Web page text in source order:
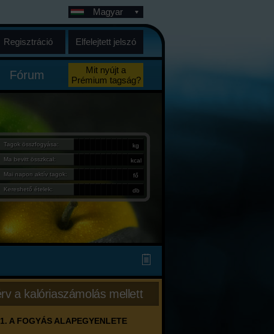
Magyar
Regisztráció Elfelejtett jelszó
Fórum
Mit nyújt a
Prémium tagság?
Tagok összfogyása: kg
Ma bevitt összkcal: kcal
Mai napon aktív tagok: fő
Kereshető ételek: db
a kalóriaszámolás mellett
1. A FOGYÁS ALAPEGYENLETE